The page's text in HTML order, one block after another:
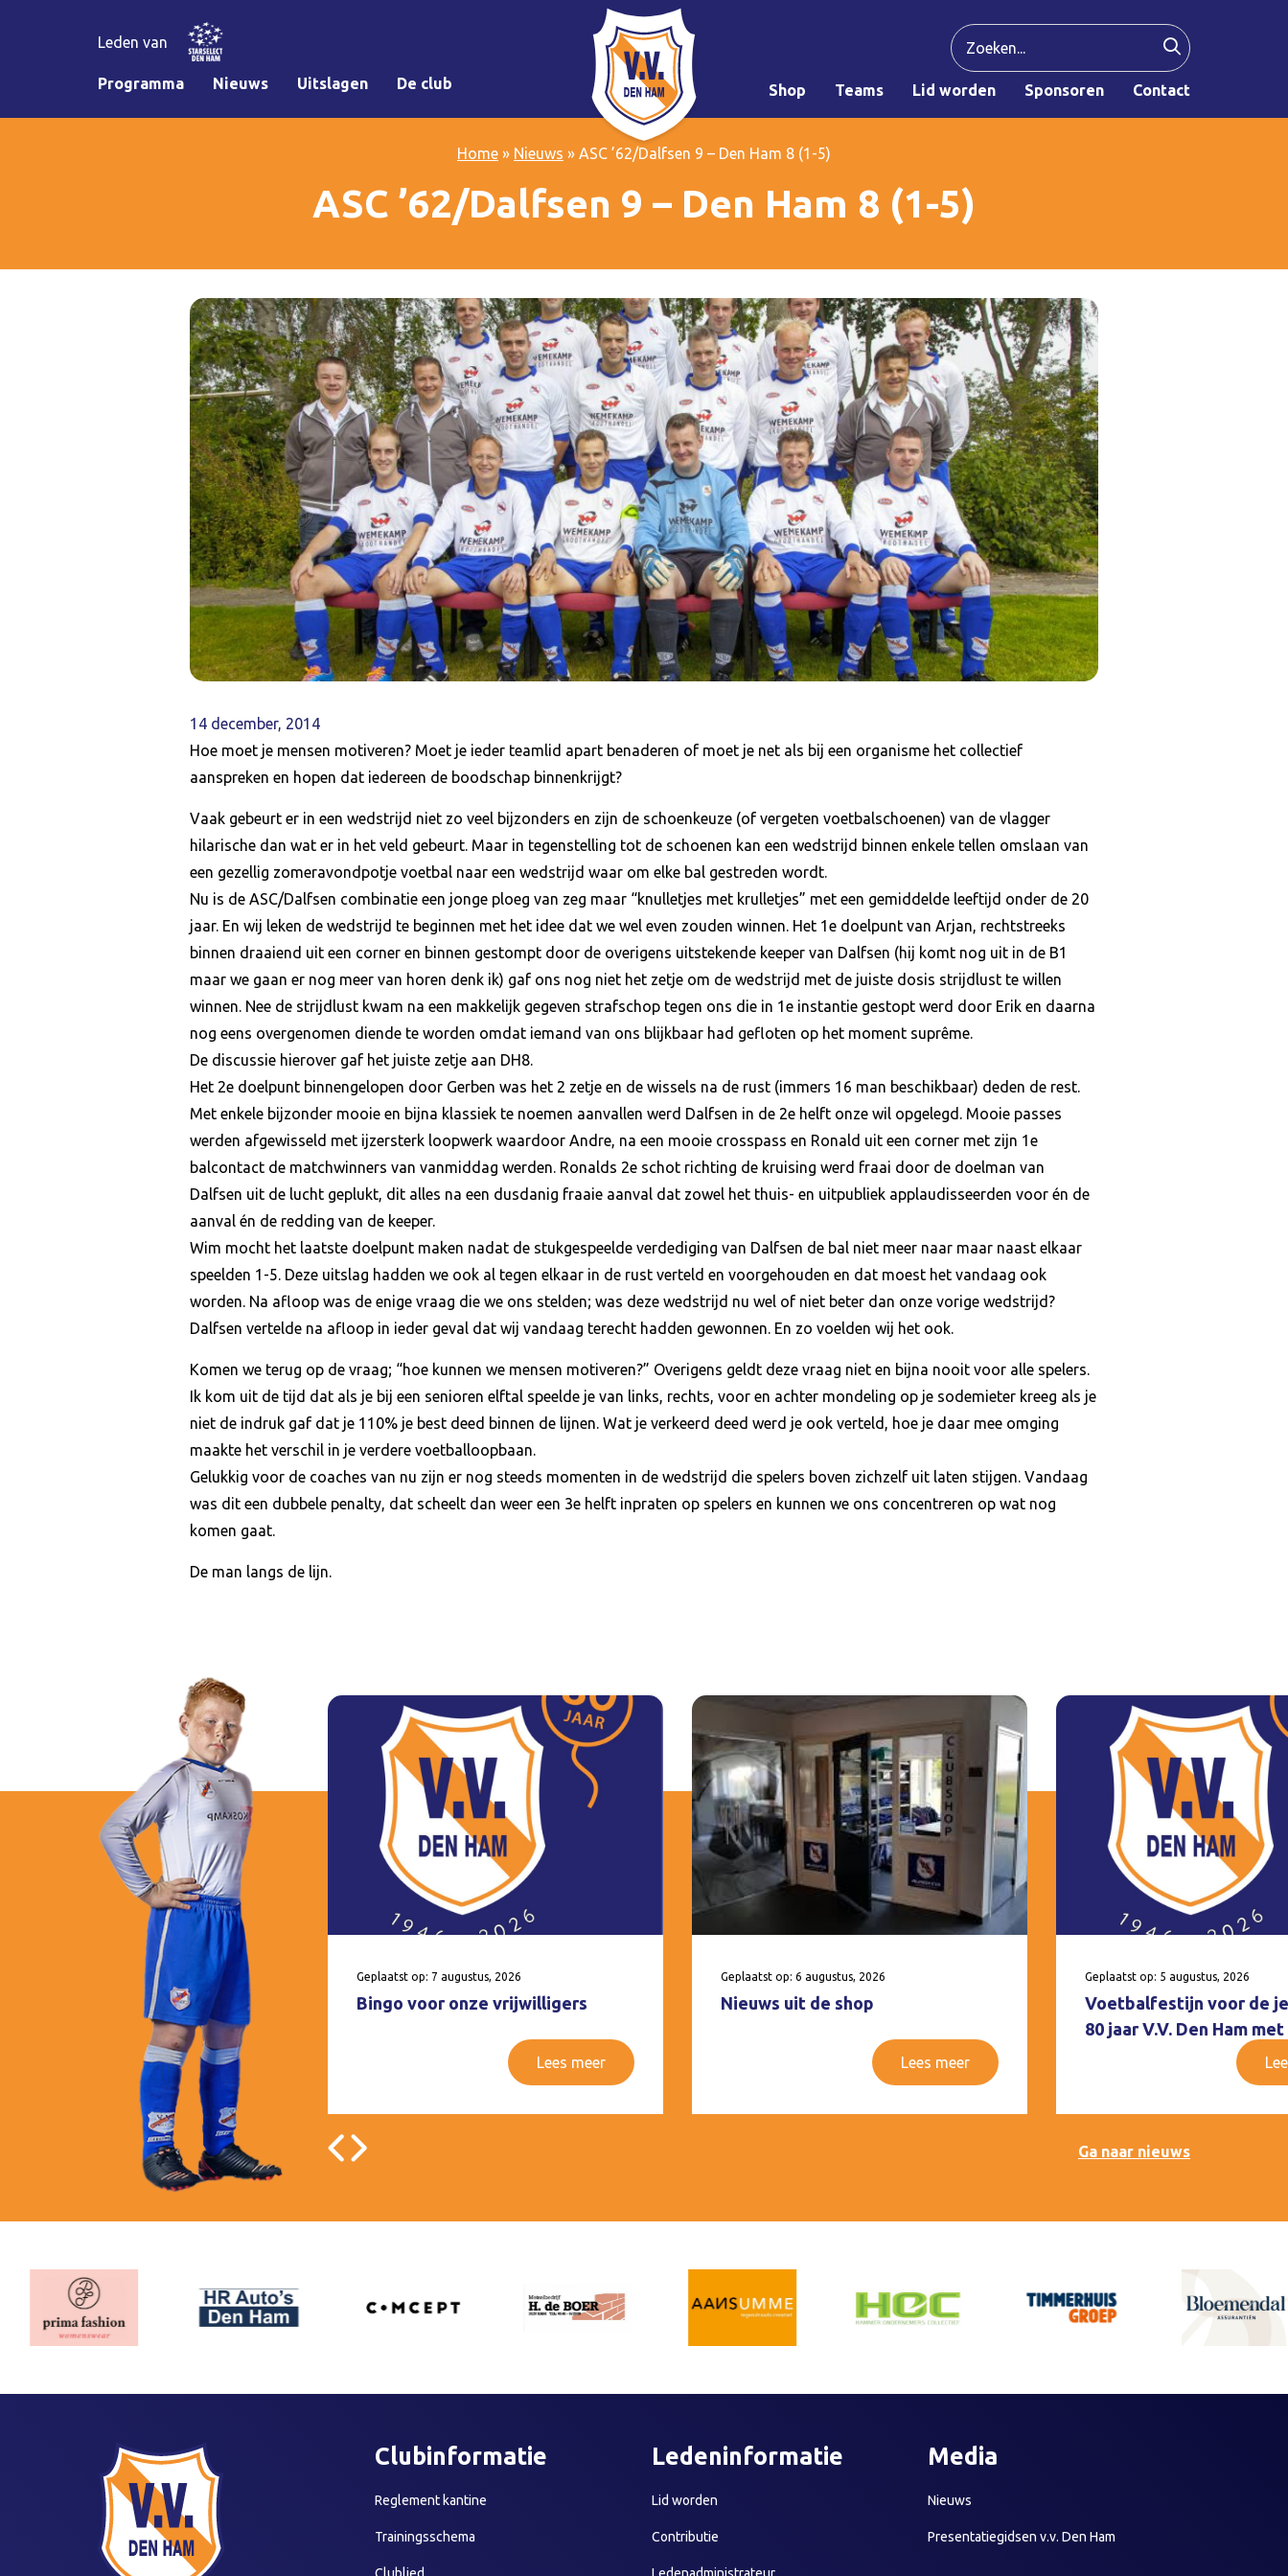
Leden van
Programma Nieuws Uitslagen De club Shop Teams Lid worden Sponsoren Contact
Home » Nieuws » ASC ’62/Dalfsen 9 – Den Ham 8 (1-5)
ASC ’62/Dalfsen 9 – Den Ham 8 (1-5)
14 december, 2014
Hoe moet je mensen motiveren? Moet je ieder teamlid apart benaderen of moet je net als bij een organisme het collectief
aanspreken en hopen dat iedereen de boodschap binnenkrijgt?
Vaak gebeurt er in een wedstrijd niet zo veel bijzonders en zijn de schoenkeuze (of vergeten voetbalschoenen) van de vlagger
hilarische dan wat er in het veld gebeurt. Maar in tegenstelling tot de schoenen kan een wedstrijd binnen enkele tellen omslaan van
een gezellig zomeravondpotje voetbal naar een wedstrijd waar om elke bal gestreden wordt.
Nu is de ASC/Dalfsen combinatie een jonge ploeg van zeg maar “knulletjes met krulletjes” met een gemiddelde leeftijd onder de 20
jaar. En wij leken de wedstrijd te beginnen met het idee dat we wel even zouden winnen. Het 1e doelpunt van Arjan, rechtstreeks
binnen draaiend uit een corner en binnen gestompt door de overigens uitstekende keeper van Dalfsen (hij komt nog uit in de B1
maar we gaan er nog meer van horen denk ik) gaf ons nog niet het zetje om de wedstrijd met de juiste dosis strijdlust te willen
winnen. Nee de strijdlust kwam na een makkelijk gegeven strafschop tegen ons die in 1e instantie gestopt werd door Erik en daarna
nog eens overgenomen diende te worden omdat iemand van ons blijkbaar had gefloten op het moment suprême.
De discussie hierover gaf het juiste zetje aan DH8.
Het 2e doelpunt binnengelopen door Gerben was het 2 zetje en de wissels na de rust (immers 16 man beschikbaar) deden de rest.
Met enkele bijzonder mooie en bijna klassiek te noemen aanvallen werd Dalfsen in de 2e helft onze wil opgelegd. Mooie passes
werden afgewisseld met ijzersterk loopwerk waardoor Andre, na een mooie crosspass en Ronald uit een corner met zijn 1e
balcontact de matchwinners van vanmiddag werden. Ronalds 2e schot richting de kruising werd fraai door de doelman van
Dalfsen uit de lucht geplukt, dit alles na een dusdanig fraaie aanval dat zowel het thuis- en uitpubliek applaudisseerden voor én de
aanval én de redding van de keeper.
Wim mocht het laatste doelpunt maken nadat de stukgespeelde verdediging van Dalfsen de bal niet meer naar maar naast elkaar
speelden 1-5. Deze uitslag hadden we ook al tegen elkaar in de rust verteld en voorgehouden en dat moest het vandaag ook
worden. Na afloop was de enige vraag die we ons stelden; was deze wedstrijd nu wel of niet beter dan onze vorige wedstrijd?
Dalfsen vertelde na afloop in ieder geval dat wij vandaag terecht hadden gewonnen. En zo voelden wij het ook.
Komen we terug op de vraag; “hoe kunnen we mensen motiveren?” Overigens geldt deze vraag niet en bijna nooit voor alle spelers.
Ik kom uit de tijd dat als je bij een senioren elftal speelde je van links, rechts, voor en achter mondeling op je sodemieter kreeg als je
niet de indruk gaf dat je 110% je best deed binnen de lijnen. Wat je verkeerd deed werd je ook verteld, hoe je daar mee omging
maakte het verschil in je verdere voetballoopbaan.
Gelukkig voor de coaches van nu zijn er nog steeds momenten in de wedstrijd die spelers boven zichzelf uit laten stijgen. Vandaag
was dit een dubbele penalty, dat scheelt dan weer een 3e helft inpraten op spelers en kunnen we ons concentreren op wat nog
komen gaat.
De man langs de lijn.
Geplaatst op: 7 augustus, 2026
Bingo voor onze vrijwilligers
Lees meer
Geplaatst op: 6 augustus, 2026
Nieuws uit de shop
Lees meer
Geplaatst op: 5 augustus, 2026
Voetbalfestijn voor de
80 jaar V.V. Den Ham
Ga naar nieuws
Clubinformatie
Reglement kantine
Trainingsschema
Ledeninformatie
Lid worden
Contributie
Media
Nieuws
Presentatiegidsen v.v. Den Ham